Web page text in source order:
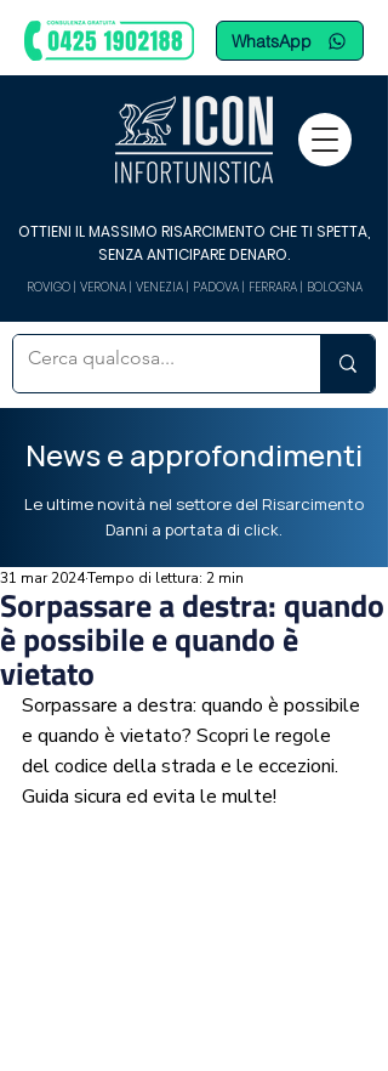
WhatsApp
OTTIENI IL MASSIMO RISARCIMENTO CHE TI SPETTA,
SENZA ANTICIPARE DENARO.
ROVIGO | VERONA | VENEZIA | PADOVA | FERRARA | BOLOGNA
News e approfondimenti
Le ultime novità nel settore del Risarcimento
Danni a portata di click.
Sorpassare a destra: quando
è possibile e quando è
vietato
31 mar 2024Tempo di lettura: 2 min
Sorpassare a destra: quando è possibile
e quando è vietato? Scopri le regole
del codice della strada e le eccezioni.
Guida sicura ed evita le multe!